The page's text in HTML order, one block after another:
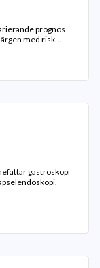
prognos
med risk...
gastroskopi